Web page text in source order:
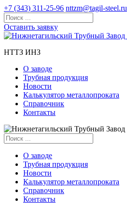
+7 (343) 311-25-96 nttzm@tagil-steel.ru
Оставить заявку
НТТЗ ИНЗ
О заводе
Трубная продукция
Новости
Калькулятор металлопроката
Справочник
Контакты
О заводе
Трубная продукция
Новости
Калькулятор металлопроката
Справочник
Контакты